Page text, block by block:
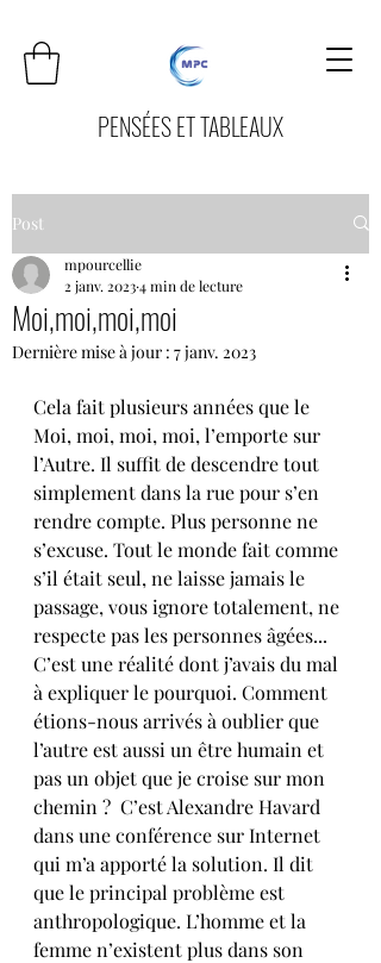
PENSÉES ET TABLEAUX
Post
Moi,moi,moi,moi
mpourcellie
2 janv. 20234 min de lecture
Dernière mise à jour : 7 janv. 2023
Cela fait plusieurs années que le
Moi, moi, moi, moi, l’emporte sur
l’Autre. Il suffit de descendre tout
simplement dans la rue pour s’en
rendre compte. Plus personne ne
s’excuse. Tout le monde fait comme
s’il était seul, ne laisse jamais le
passage, vous ignore totalement, ne
respecte pas les personnes âgées...
C’est une réalité dont j’avais du mal
à expliquer le pourquoi. Comment
étions-nous arrivés à oublier que
l’autre est aussi un être humain et
pas un objet que je croise sur mon
chemin ?  C’est Alexandre Havard
dans une conférence sur Internet
qui m’a apporté la solution. Il dit
que le principal problème est
anthropologique. L’homme et la
femme n’existent plus dans son